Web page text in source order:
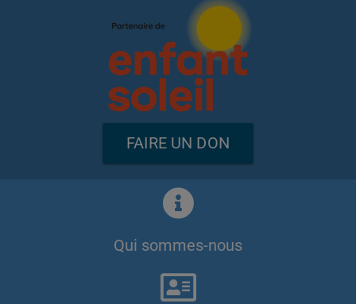
FAIRE UN DON
Qui sommes-nous